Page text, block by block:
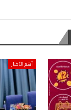
أهم الأخبار